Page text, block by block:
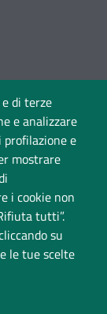
di terze
e analizzare
profilazione e
mostrare
i cookie non
tutti”.
su
le tue scelte